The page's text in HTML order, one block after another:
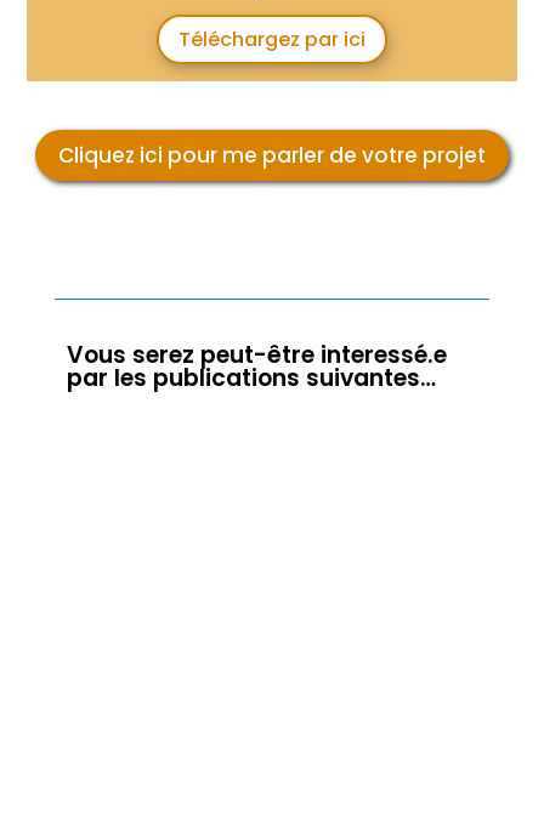
Téléchargez par ici
Cliquez ici pour me parler de votre projet
Vous serez peut-être interessé.e
par les publications suivantes…